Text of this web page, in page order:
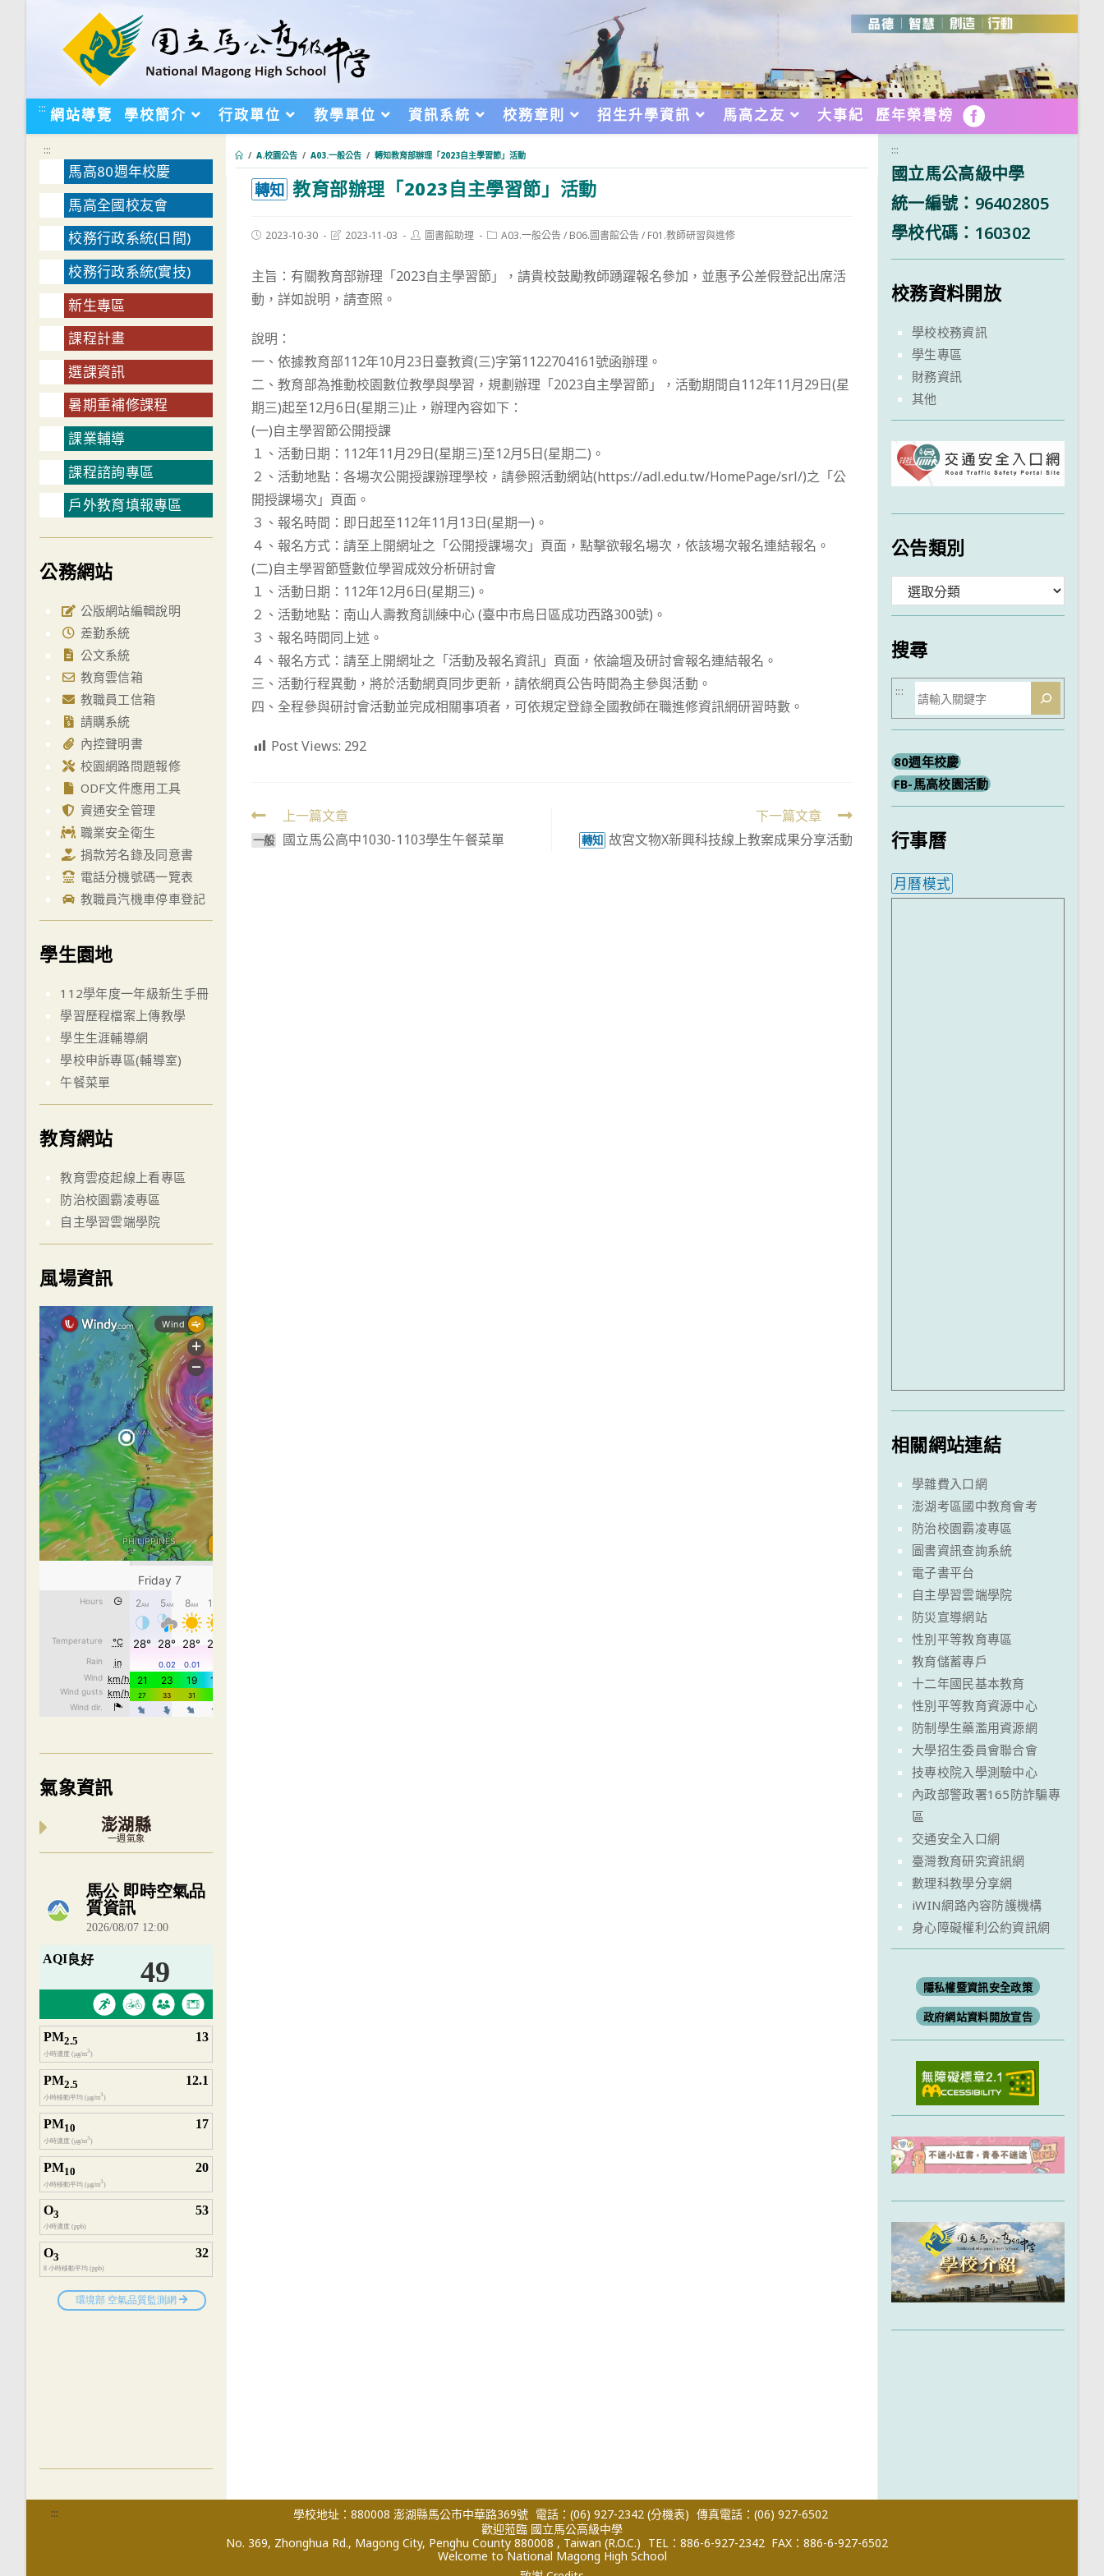
::: 網站導覽 學校簡介 行政單位 教學單位 資訊系統 校務章則 招生升學資訊 馬高之友 大事紀 歷年榮譽榜 FB
/ A.校園公告 / A03.一般公告 / 轉知教育部辦理「2023自主學習節」活動
轉知 教育部辦理「2023自主學習節」活動
Post2023-10-30
Post2023-11-03
Post圖書館助理
PostA03.一般公告/ B06.圖書館公告/ F01.教師研習與進修
主旨：有關教育部辦理「2023自主學習節」，請貴校鼓勵教師踴躍報名參加，並惠予公差假登記出席活
動，詳如說明，請查照。
說明：
一、依據教育部112年10月23日臺教資(三)字第1122704161號函辦理。
二、教育部為推動校園數位教學與學習，規劃辦理「2023自主學習節」，活動期間自112年11月29日(星
期三)起至12月6日(星期三)止，辦理內容如下：
(一)自主學習節公開授課
１、活動日期：112年11月29日(星期三)至12月5日(星期二)。
２、活動地點：各場次公開授課辦理學校，請參照活動網站(https://adl.edu.tw/HomePage/srl/)之「公
開授課場次」頁面。
３、報名時間：即日起至112年11月13日(星期一)。
４、報名方式：請至上開網址之「公開授課場次」頁面，點擊欲報名場次，依該場次報名連結報名。
(二)自主學習節暨數位學習成效分析研討會
１、活動日期：112年12月6日(星期三)。
２、活動地點：南山人壽教育訓練中心 (臺中市烏日區成功西路300號)。
３、報名時間同上述。
４、報名方式：請至上開網址之「活動及報名資訊」頁面，依論壇及研討會報名連結報名。
三、活動行程異動，將於活動網頁同步更新，請依網頁公告時間為主參與活動。
四、全程參與研討會活動並完成相關事項者，可依規定登錄全國教師在職進修資訊網研習時數。
Post Views: 292
Read
more
上一篇文章
一般 國立馬公高中1030-1103學生午餐菜單
下一篇文章
轉知 故宮文物X新興科技線上教案成果分享活動
:::
馬高80週年校慶
馬高全國校友會
校務行政系統(日間)
校務行政系統(實技)
新生專區
課程計畫
選課資訊
暑期重補修課程
課業輔導
課程諮詢專區
戶外教育填報專區
公務網站
公版網站編輯說明
差勤系統
公文系統
教育雲信箱
教職員工信箱
請購系統
內控聲明書
校園網路問題報修
ODF文件應用工具
資通安全管理
職業安全衛生
捐款芳名錄及同意書
電話分機號碼一覽表
教職員汽機車停車登記
學生園地
112學年度一年級新生手冊
學習歷程檔案上傳教學
學生生涯輔導網
學校申訴專區(輔導室)
午餐菜單
教育網站
教育雲疫起線上看專區
防治校園霸凌專區
自主學習雲端學院
風場資訊
氣象資訊
澎湖縣
一週氣象
內嵌空氣品質小工具為視覺預覽，完整即時空氣品質資料請開啟
:::
國立馬公高級中學
統一編號：96402805
學校代碼：160302
校務資料開放
學校校務資訊
學生專區
財務資訊
其他
公告類別
類
搜尋
搜
尋
:::
80週年校慶
FB-馬高校園活動
行事曆
月曆模式
相關網站連結
學雜費入口網
澎湖考區國中教育會考
防治校園霸凌專區
圖書資訊查詢系統
電子書平台
自主學習雲端學院
防災宣導網站
性別平等教育專區
教育儲蓄專戶
十二年國民基本教育
性別平等教育資源中心
防制學生藥濫用資源網
大學招生委員會聯合會
技專校院入學測驗中心
內政部警政署165防詐騙專
區
交通安全入口網
臺灣教育研究資訊網
數理科教學分享網
iWIN網路內容防護機構
身心障礙權利公約資訊網
隱私權暨資訊安全政策
政府網站資料開放宣告
::: 學校地址：880008 澎湖縣馬公市中華路369號 電話：(06) 927-2342 (分機表) 傳真電話：(06) 927-6502
歡迎蒞臨 國立馬公高級中學
No. 369, Zhonghua Rd., Magong City, Penghu County 880008 , Taiwan (R.O.C.) TEL：886-6-927-2342 FAX：886-6-927-6502
Welcome to National Magong High School